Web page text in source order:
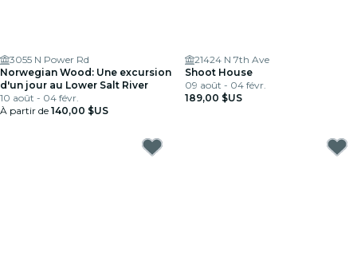
3055 N Power Rd
Norwegian Wood: Une excursion
d'un jour au Lower Salt River
10 août - 04 févr.
À partir de 140,00 $US
21424 N 7th Ave
Shoot House
09 août - 04 févr.
189,00 $US